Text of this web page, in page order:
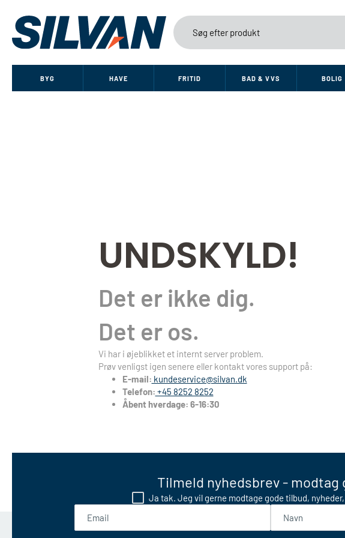
BYG HAVE FRITID BAD & VVS BOLIG
UNDSKYLD!
Det er ikke dig.
Det er os.
Vi har i øjeblikket et internt server problem.
Prøv venligst igen senere eller kontakt vores support på:
E-mail: kundeservice@silvan.dk
Telefon: +45 8252 8252
Åbent hverdage: 6-16:30
Tilmeld nyhedsbrev -
Ja tak. Jeg vil gerne modtage gode tilbud,